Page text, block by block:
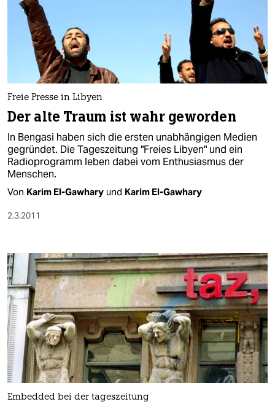
Freie Presse in Libyen
Der alte Traum ist wahr geworden
In Bengasi haben sich die ersten unabhängigen Medien
gegründet. Die Tageszeitung "Freies Libyen" und ein
Radioprogramm leben dabei vom Enthusiasmus der
Menschen.
Von Karim El-Gawhary und Karim El-Gawhary
2.3.2011
Embedded bei der tageszeitung